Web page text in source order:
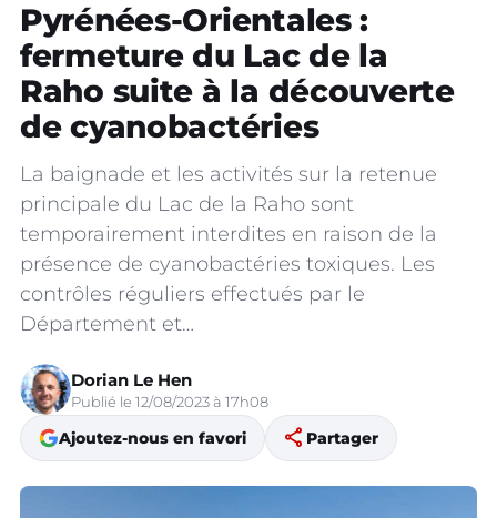
Pyrénées-Orientales :
fermeture du Lac de la
Raho suite à la découverte
de cyanobactéries
La baignade et les activités sur la retenue
principale du Lac de la Raho sont
temporairement interdites en raison de la
présence de cyanobactéries toxiques. Les
contrôles réguliers effectués par le
Département et…
Dorian Le Hen
Publié le 12/08/2023 à 17h08
Ajoutez-nous en favori share Partager